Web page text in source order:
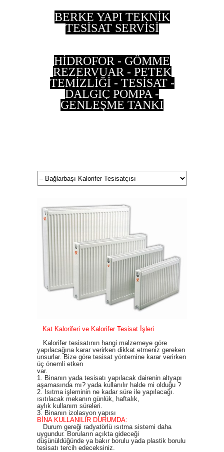
BERKE YAPI TEKNİK
TESİSAT SERVİSİ
HİDROFOR - GÖMME
REZERVUAR - PETEK
TEMİZLİĞİ - TESİSAT -
DALGIÇ POMPA -
GENLEŞME TANKI
Kat Kaloriferi ve Kalorifer Tesisat İşleri
Kalorifer tesisatının hangi malzemeye göre
yapılacağına karar verirken dikkat etmeniz gereken
unsurlar. Bize göre tesisat yöntemine karar verirken
üç önemli etken
var.
1. Binanın yada tesisatı yapılacak dairenin altyapı
aşamasında mı? yada kullanılır halde mi olduğu ?
2. Isıtma işleminin ne kadar süre ile yapılacağı.
ısıtılacak mekanın günlük, haftalık,
aylık kullanım süreleri.
3. Binanın izolasyon yapısı
BİNA KULLANILIR DURUMDA:
Durum gereği radyatörlü ısıtma sistemi daha
uygundur. Boruların açıkta gideceği
düşünüldüğünde ya bakır borulu yada plastik borulu
tesisatı tercih edeceksiniz.